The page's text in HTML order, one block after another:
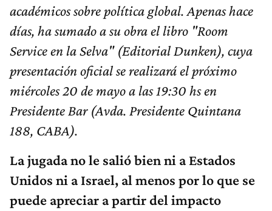
académicos sobre política global. Apenas hace
días, ha sumado a su obra el libro "Room
Service en la Selva" (Editorial Dunken), cuya
presentación oficial se realizará el próximo
miércoles 20 de mayo a las 19:30 hs en
Presidente Bar (Avda. Presidente Quintana
188, CABA).
La jugada no le salió bien ni a Estados
Unidos ni a Israel, al menos por lo que se
puede apreciar a partir del impacto